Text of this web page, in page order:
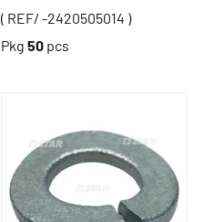
( REF/ -2420505014 )
Pkg 50 pcs